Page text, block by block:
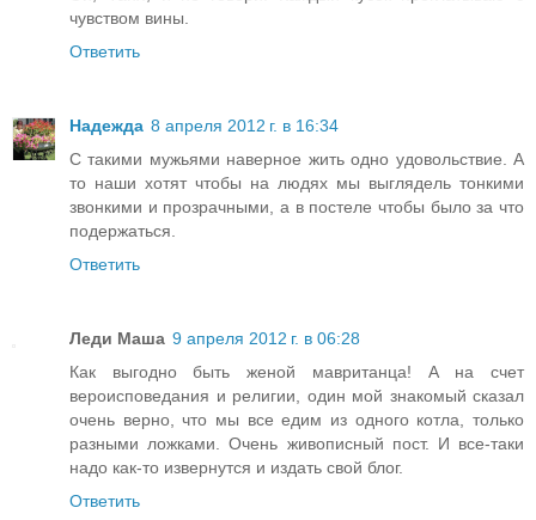
чувством вины.
Ответить
Надежда 8 апреля 2012 г. в 16:34
С такими мужьями наверное жить одно удовольствие. А
то наши хотят чтобы на людях мы выглядель тонкими
звонкими и прозрачными, а в постеле чтобы было за что
подержаться.
Ответить
Леди Маша 9 апреля 2012 г. в 06:28
Как выгодно быть женой мавританца! А на счет
вероисповедания и религии, один мой знакомый сказал
очень верно, что мы все едим из одного котла, только
разными ложками. Очень живописный пост. И все-таки
надо как-то извернутся и издать свой блог.
Ответить